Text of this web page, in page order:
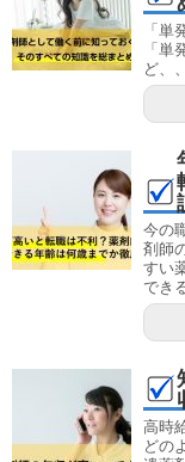
「単
「単
ど、
今の
剤師
すい
でき
高時
どの